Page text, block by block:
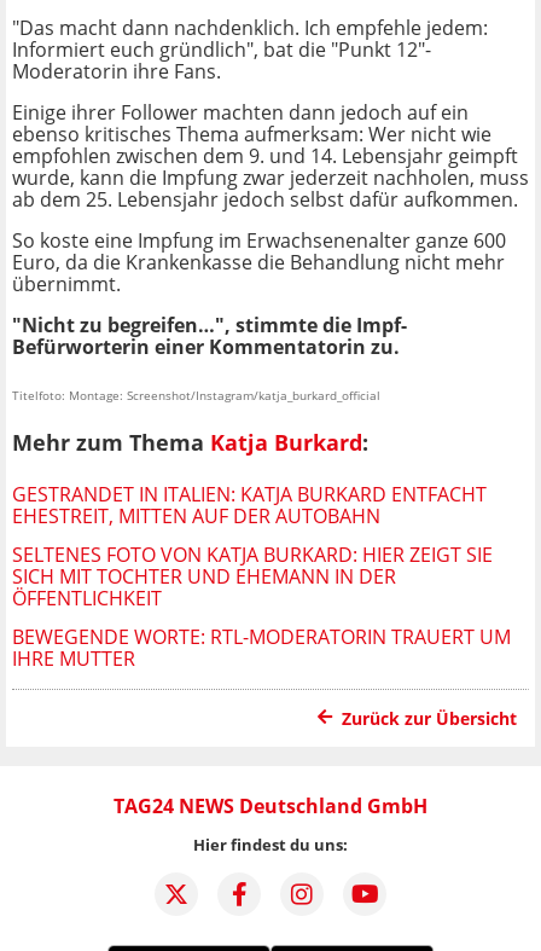
"Das macht dann nachdenklich. Ich empfehle jedem:
Informiert euch gründlich", bat die "Punkt 12"-
Moderatorin ihre Fans.
Einige ihrer Follower machten dann jedoch auf ein
ebenso kritisches Thema aufmerksam: Wer nicht wie
empfohlen zwischen dem 9. und 14. Lebensjahr geimpft
wurde, kann die Impfung zwar jederzeit nachholen, muss
ab dem 25. Lebensjahr jedoch selbst dafür aufkommen.
So koste eine Impfung im Erwachsenenalter ganze 600
Euro, da die Krankenkasse die Behandlung nicht mehr
übernimmt.
"Nicht zu begreifen…", stimmte die Impf-
Befürworterin einer Kommentatorin zu.
Titelfoto: Montage: Screenshot/Instagram/katja_burkard_official
Mehr zum Thema Katja Burkard:
GESTRANDET IN ITALIEN: KATJA BURKARD ENTFACHT
EHESTREIT, MITTEN AUF DER AUTOBAHN
SELTENES FOTO VON KATJA BURKARD: HIER ZEIGT SIE
SICH MIT TOCHTER UND EHEMANN IN DER
ÖFFENTLICHKEIT
BEWEGENDE WORTE: RTL-MODERATORIN TRAUERT UM
IHRE MUTTER
Zurück zur Übersicht
TAG24 NEWS Deutschland GmbH
Hier findest du uns: